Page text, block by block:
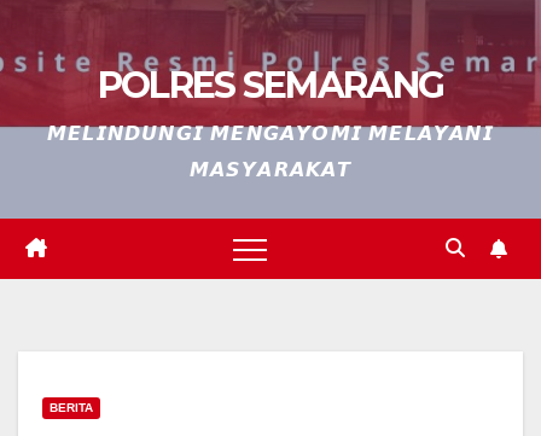
POLRES SEMARANG
𝙈𝙀𝙇𝙄𝙉𝘿𝙐𝙉𝙂𝙄 𝙈𝙀𝙉𝙂𝘼𝙔𝙊𝙈𝙄 𝙈𝙀𝙇𝘼𝙔𝘼𝙉𝙄
𝙈𝘼𝙎𝙔𝘼𝙍𝘼𝙆𝘼𝙏
BERITA